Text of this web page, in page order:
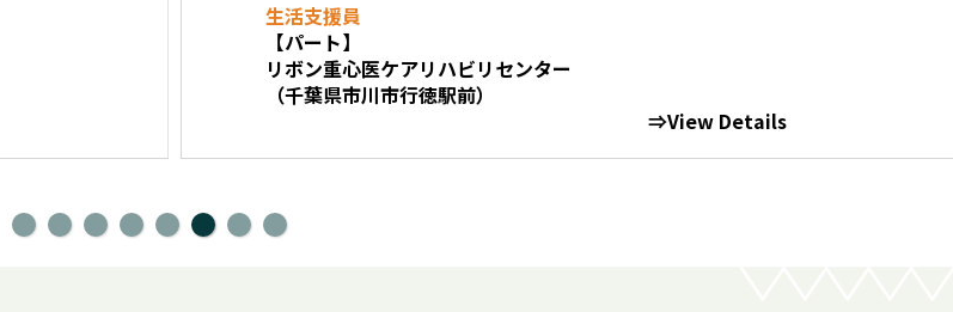
生活支援員
【パート】
リボン重心医ケアリハビリセンター
（千葉県市川市行徳駅前）
⇒View Details